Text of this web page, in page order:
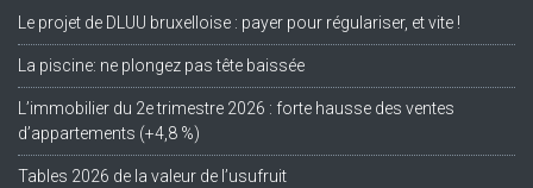
Le projet de DLUU bruxelloise : payer pour régulariser, et vite !
La piscine: ne plongez pas tête baissée
L’immobilier du 2e trimestre 2026 : forte hausse des ventes
d’appartements (+4,8 %)
Tables 2026 de la valeur de l’usufruit